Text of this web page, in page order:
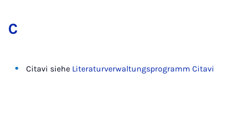
C
Citavi siehe Literaturverwaltungsprogramm Citavi